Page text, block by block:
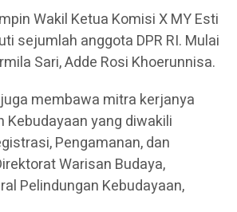
Wakil Ketua Komisi X MY Esti
sejumlah anggota DPR RI. Mulai
Sari, Adde Rosi Khoerunnisa.
juga membawa mitra kerjanya
Kebudayaan yang diwakili
Pengamanan, dan
Warisan Budaya,
Pelindungan Kebudayaan,